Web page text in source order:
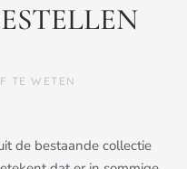
TE WETEN
de bestaande collectie